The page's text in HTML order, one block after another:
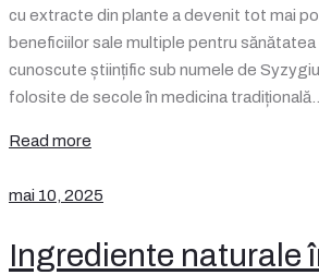
cu extracte din plante a devenit tot mai
beneficiilor sale multiple pentru sănătatea
cunoscute științific sub numele de
folosite de secole în medicina tradițională…
Read more
mai 10, 2025
Ingrediente naturale